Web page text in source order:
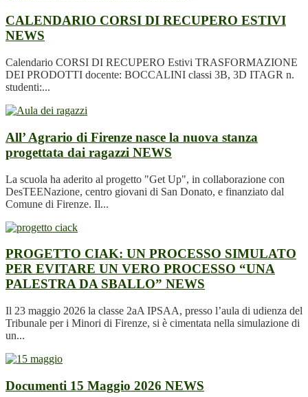
CALENDARIO CORSI DI RECUPERO ESTIVI
NEWS
Calendario CORSI DI RECUPERO Estivi TRASFORMAZIONE
DEI PRODOTTI docente: BOCCALINI classi 3B, 3D ITAGR n.
studenti:...
All’ Agrario di Firenze nasce la nuova stanza
progettata dai ragazzi NEWS
La scuola ha aderito al progetto "Get Up", in collaborazione con
DesTEENazione, centro giovani di San Donato, e finanziato dal
Comune di Firenze. Il...
PROGETTO CIAK: UN PROCESSO SIMULATO
PER EVITARE UN VERO PROCESSO “UNA
PALESTRA DA SBALLO” NEWS
Il 23 maggio 2026 la classe 2aA IPSAA, presso l’aula di udienza del
Tribunale per i Minori di Firenze, si è cimentata nella simulazione di
un...
Documenti 15 Maggio 2026 NEWS